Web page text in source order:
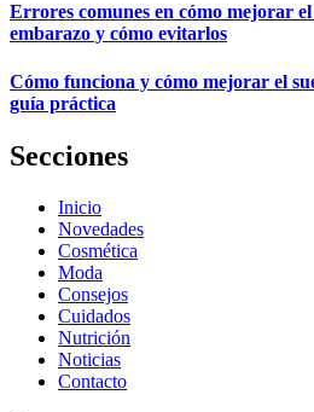
Errores comunes en cómo mejorar
embarazo y cómo evitarlos
Cómo funciona y cómo mejorar el
guía práctica
Secciones
Inicio
Novedades
Cosmética
Moda
Consejos
Cuidados
Nutrición
Noticias
Contacto